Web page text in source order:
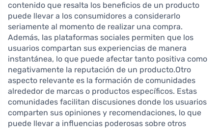
contenido que resalta los beneficios de un producto
puede llevar a los consumidores a considerarlo
seriamente al momento de realizar una compra.
Además, las plataformas sociales permiten que los
usuarios compartan sus experiencias de manera
instantánea, lo que puede afectar tanto positiva como
negativamente la reputación de un producto.Otro
aspecto relevante es la formación de comunidades
alrededor de marcas o productos específicos. Estas
comunidades facilitan discusiones donde los usuarios
comparten sus opiniones y recomendaciones, lo que
puede llevar a influencias poderosas sobre otros